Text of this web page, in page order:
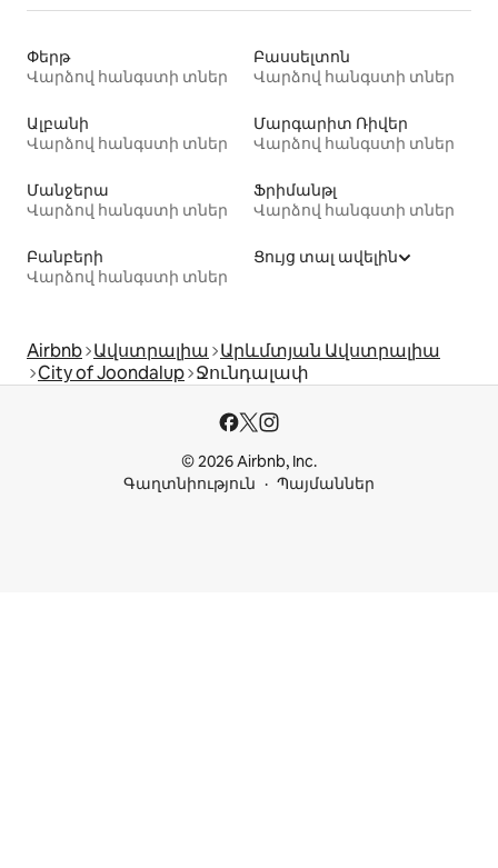
Փերթ
Վարձով հանգստի տներ
Բասսելտոն
Վարձով հանգստի տներ
Ալբանի
Վարձով հանգստի տներ
Մարգարիտ Ռիվեր
Վարձով հանգստի տներ
Մանջերա
Վարձով հանգստի տներ
Ֆրիմանթլ
Վարձով հանգստի տներ
Բանբերի
Վարձով հանգստի տներ
Ցույց տալ ավելին
Airbnb Ավստրալիա Արևմտյան Ավստրալիա
City of Joondalup Ջունդալափ
© 2026 Airbnb, Inc.
Գաղտնիություն
Պայմաններ